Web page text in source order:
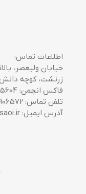
اطلاعات تماس:
خیابان ولیعصر،
زرتشت، کوچه دانش
فاکس انجمن: 02188905604
تلفن تماس: 88906572 - 88947646
آدرس ایمیل: info@saoi.ir